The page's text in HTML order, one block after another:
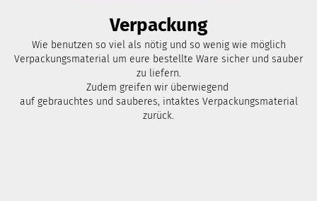
Verpackung
Wie benutzen so viel als nötig und so wenig wie möglich
Verpackungsmaterial um eure bestellte Ware sicher und sauber
zu liefern.
Zudem greifen wir überwiegend
auf gebrauchtes und sauberes, intaktes Verpackungsmaterial
zurück.